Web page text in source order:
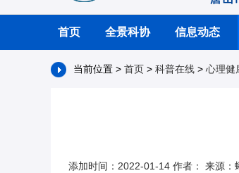
首页 全景科协 信息动态
当前位置 > 首页 > 科普在线 > 心理健
添加时间：2022-01-14 作者： 来源：